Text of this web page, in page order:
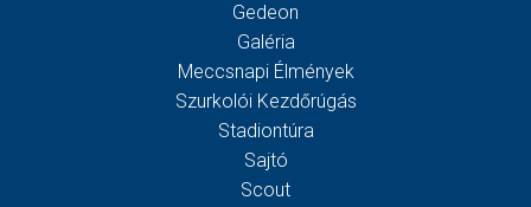
Gedeon
Galéria
Meccsnapi Élmények
Szurkolói Kezdőrúgás
Stadiontúra
Sajtó
Scout